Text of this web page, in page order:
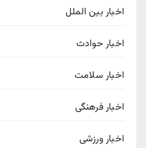
اخبار بین الملل
اخبار حوادث
اخبار سلامت
اخبار فرهنگی
اخبار ورزشی